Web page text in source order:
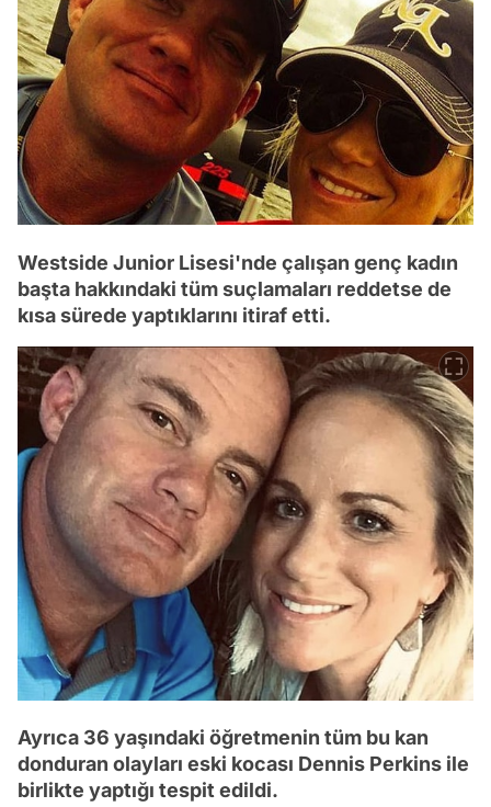
Westside Junior Lisesi'nde çalışan genç kadın
başta hakkındaki tüm suçlamaları reddetse de
kısa sürede yaptıklarını itiraf etti.
Ayrıca 36 yaşındaki öğretmenin tüm bu kan
donduran olayları eski kocası Dennis Perkins ile
birlikte yaptığı tespit edildi.